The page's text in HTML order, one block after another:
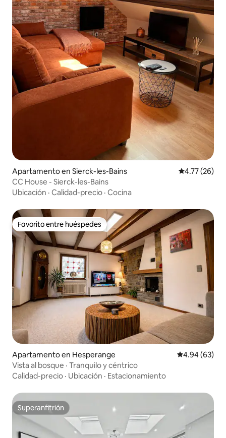
Apartamento en Sierck-les-Bains Calificación
4.77 (26)
CC House - Sierck-les-Bains
Ubicación · Calidad-precio · Cocina
Favorito entre huéspedes
Favorito entre huéspedes
Apartamento en Hesperange Calificación
4.94 (63)
Vista al bosque · Tranquilo y céntrico
Calidad-precio · Ubicación · Estacionamiento
Superanfitrión
Superanfitrión